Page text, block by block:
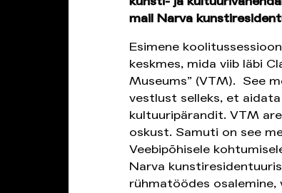
mail Narva
Esimene
keskmes, mida viib läbi
Museums” (VTM). See
vestlust selleks, et
kultuuripärandit. VTM
oskust. Samuti on see
Veebipõhisele
Narva
rühmatöödes